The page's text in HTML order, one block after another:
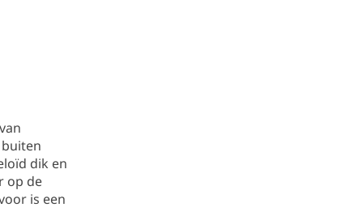
dik en
op de
is een